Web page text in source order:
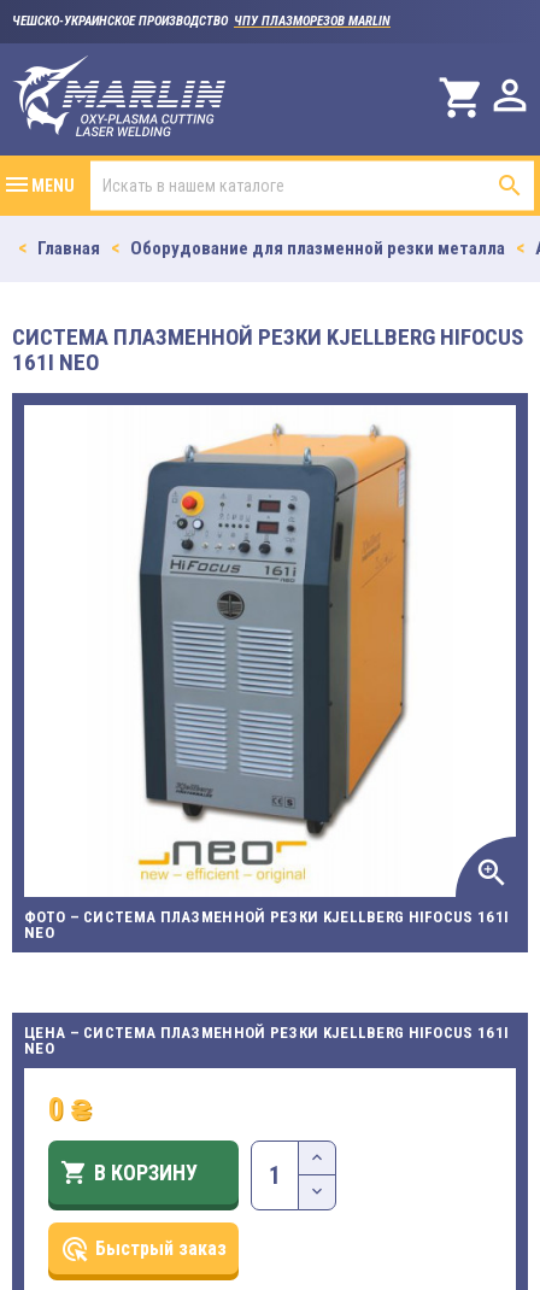
ЧЕШСКО-УКРАИНСКОЕ ПРОИЗВОДСТВО ЧПУ ПЛАЗМОРЕЗОВ MARLIN

shopping_cart
MENU 
Главная Оборудование для плазменной резки металла
СИСТЕМА ПЛАЗМЕННОЙ РЕЗКИ KJELLBERG HIFOCUS
161I NEO
zoom_in
ФОТО – СИСТЕМА ПЛАЗМЕННОЙ РЕЗКИ KJELLBERG HIFOCUS 161I
NEO
ЦЕНА – СИСТЕМА ПЛАЗМЕННОЙ РЕЗКИ KJELLBERG HIFOCUS 161I
NEO
0 ₴
 В КОРЗИНУ
ads_click Быстрый заказ